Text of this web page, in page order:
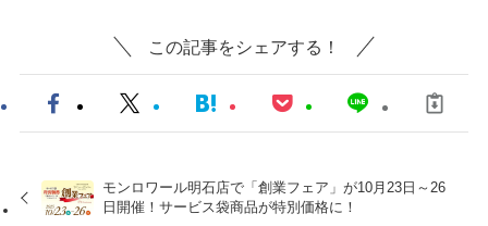
この記事をシェアする！
モンロワール明石店で「創業フェア」が10月23日～26
日開催！サービス袋商品が特別価格に！